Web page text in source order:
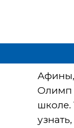
Афины,
Олимп
школе.